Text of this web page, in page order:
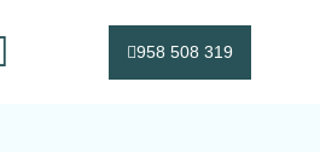
958 508 319